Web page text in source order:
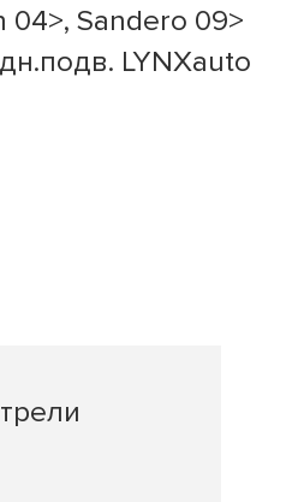
04>, Sandero 09>
LYNXauto